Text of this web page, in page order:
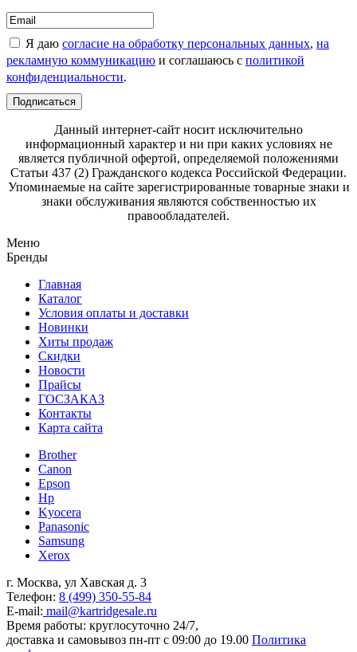
Я даю согласие на обработку персональных данных, на
рекламную коммуникацию и соглашаюсь с политикой
конфиденциальности.
Подписаться
Данный интернет-сайт носит исключительно
информационный характер и ни при каких условиях не
является публичной офертой, определяемой положениями
Статьи 437 (2) Гражданского кодекса Российской Федерации.
Упоминаемые на сайте зарегистрированные товарные знаки и
знаки обслуживания являются собственностью их
правообладателей.
Меню
Бренды
Главная
Каталог
Условия оплаты и доставки
Новинки
Хиты продаж
Скидки
Новости
Прайсы
ГОСЗАКАЗ
Контакты
Карта сайта
Brother
Canon
Epson
Hp
Kyocera
Panasonic
Samsung
Xerox
г. Москва, ул Хавская д. 3
Телефон: 8 (499) 350-55-84
E-mail: mail@kartridgesale.ru
Время работы: круглосуточно 24/7,
доставка и самовывоз пн-пт с 09:00 до 19.00 Политика